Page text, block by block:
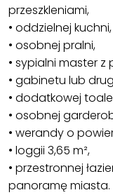
przeszkleniami,
• oddzielnej kuchni,
• osobnej pralni,
• sypialni master
• gabinetu lub
• dodatkowej
• osobnej
• werandy o
• loggii 3,65 m²,
• przestronnej
panoramę miasta.